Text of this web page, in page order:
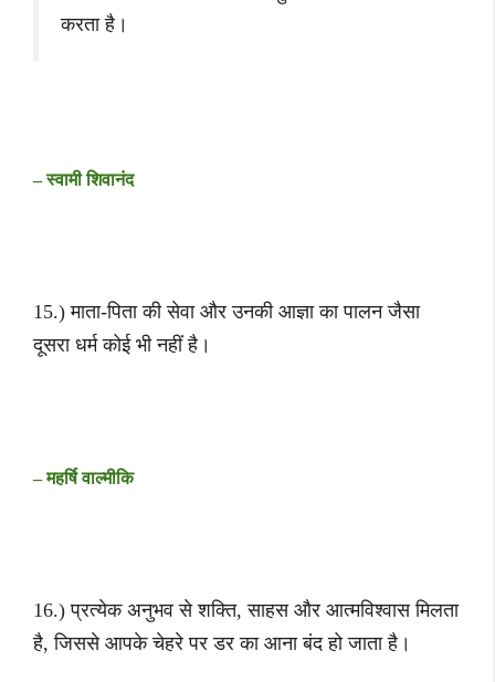
करता है।
– स्वामी शिवानंद
15.) माता-पिता की सेवा और उनकी आज्ञा का पालन जैसा
दूसरा धर्म कोई भी नहीं है।
– महर्षि वाल्मीकि
16.) प्रत्येक अनुभव से शक्ति, साहस और आत्मविश्वास मिलता
है, जिससे आपके चेहरे पर डर का आना बंद हो जाता है।